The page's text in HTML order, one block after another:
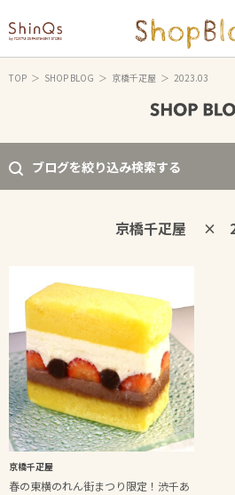
TOP SHOP BLOG 京橋千疋屋 2023.03
ブログを絞り込み検索する
京橋千疋屋 ×
京橋千疋屋
春の東横のれん街まつり限定！渋千あ